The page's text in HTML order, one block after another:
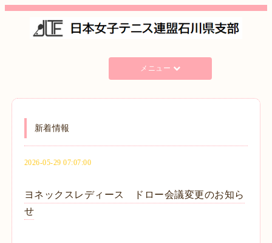
メニュー
新着情報
2026-05-29 07:07:00
ヨネックスレディース ドロー会議変更のお知ら
せ